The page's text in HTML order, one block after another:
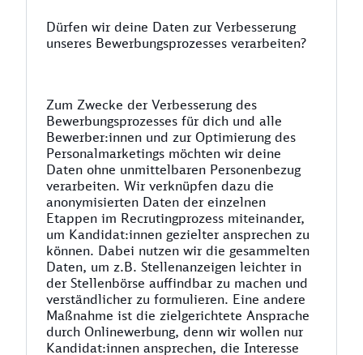
Dürfen wir deine Daten zur Verbesserung
unseres Bewerbungsprozesses verarbeiten?
Zum Zwecke der Verbesserung des
Bewerbungsprozesses für dich und alle
Bewerber:innen und zur Optimierung des
Personalmarketings möchten wir deine
Daten ohne unmittelbaren Personenbezug
verarbeiten. Wir verknüpfen dazu die
anonymisierten Daten der einzelnen
Etappen im Recrutingprozess miteinander,
um Kandidat:innen gezielter ansprechen zu
können. Dabei nutzen wir die gesammelten
Daten, um z.B. Stellenanzeigen leichter in
der Stellenbörse auffindbar zu machen und
verständlicher zu formulieren. Eine andere
Maßnahme ist die zielgerichtete Ansprache
durch Onlinewerbung, denn wir wollen nur
Kandidat:innen ansprechen, die Interesse